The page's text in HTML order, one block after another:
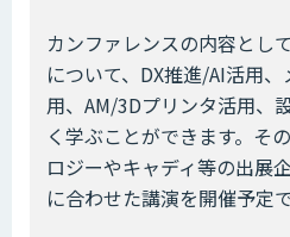
カンファレンスの内容とし
について、DX推進/AI活用
用、AM/3Dプリンタ活用、
く学ぶことができます。そ
ロジーやキャディ等の出展
に合わせた講演を開催予定で